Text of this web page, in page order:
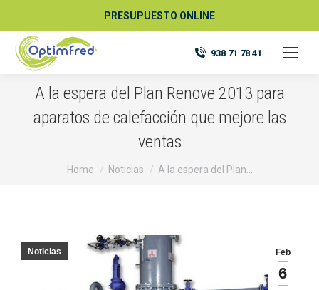
PRESUPUESTO ONLINE
938 71 78 41
A la espera del Plan Renove 2013 para
aparatos de calefacción que mejore las
ventas
You are here:
Home Noticias A la espera del Plan…
Feb
6
Noticias